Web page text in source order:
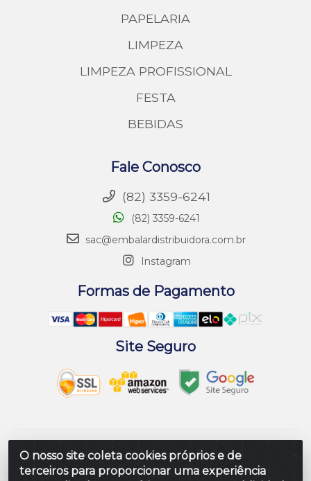
O nosso site coleta cookies próprios e de
terceiros para proporcionar uma experiência
PAPELARIA
LIMPEZA
LIMPEZA PROFISSIONAL
FESTA
BEBIDAS
Fale Conosco
(82) 3359-6241
(82) 3359-6241
sac@embalardistribuidora.com.br
Instagram
Formas de Pagamento
Site Seguro
Embalar Distribuidora de Embalagens LTDA - Rodovia
Br 104 Al, Loteamento Paraiso, S/N - Prefeito Antonio L